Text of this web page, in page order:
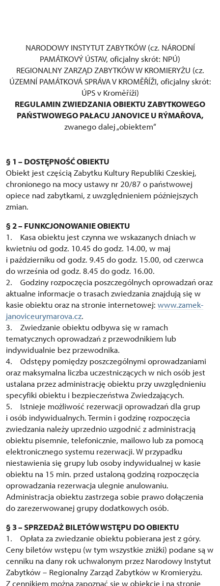
NARODOWY INSTYTUT ZABYTKÓW (cz. NÁRODNÍ
PAMÁTKOVÝ ÚSTAV, oficjalny skrót: NPÚ)
REGIONALNY ZARZĄD ZABYTKÓW W KROMIERYŻU (cz.
ÚZEMNÍ PAMÁTKOVÁ SPRÁVA V KROMĚŘÍŽI, oficjalny skrót:
ÚPS v Kroměříži)
REGULAMIN ZWIEDZANIA OBIEKTU ZABYTKOWEGO
PAŃSTWOWEGO PAŁACU JANOVICE U RÝMAŘOVA,
zwanego dalej „obiektem“
§ 1 – DOSTĘPNOŚĆ OBIEKTU
Obiekt jest częścią Zabytku Kultury Republiki Czeskiej,
chronionego na mocy ustawy nr 20/87 o państwowej
opiece nad zabytkami, z uwzględnieniem późniejszych
zmian.
§ 2 – FUNKCJONOWANIE OBIEKTU
1. Kasa obiektu jest czynna we wskazanych dniach w
kwietniu od godz. 10.45 do godz. 14.00, w maj
i październiku od godz. 9.45 do godz. 15.00, od czerwca
do września od godz. 8.45 do godz. 16.00.
2. Godziny rozpoczęcia poszczególnych oprowadzań oraz
aktualne informacje o trasach zwiedzania znajdują się w
kasie obiektu oraz na stronie internetowej: www.zamek-
janoviceurymarova.cz.
3. Zwiedzanie obiektu odbywa się w ramach
tematycznych oprowadzań z przewodnikiem lub
indywidualnie bez przewodnika.
4. Odstępy pomiędzy poszczególnymi oprowadzaniami
oraz maksymalna liczba uczestniczących w nich osób jest
ustalana przez administrację obiektu przy uwzględnieniu
specyfiki obiektu i bezpieczeństwa Zwiedzających.
5. Istnieje możliwość rezerwacji oprowadzań dla grup
i osób indywidualnych. Termin i godzinę rozpoczęcia
zwiedzania należy uprzednio uzgodnić z administracją
obiektu pisemnie, telefonicznie, mailowo lub za pomocą
elektronicznego systemu rezerwacji. W przypadku
niestawienia się grupy lub osoby indywidualnej w kasie
obiektu na 15 min. przed ustaloną godziną rozpoczęcia
oprowadzania rezerwacja ulegnie anulowaniu.
Administracja obiektu zastrzega sobie prawo dołączenia
do zarezerwowanej grupy dodatkowych osób.
§ 3 – SPRZEDAŻ BILETÓW WSTĘPU DO OBIEKTU
1. Opłata za zwiedzanie obiektu pobierana jest z góry.
Ceny biletów wstępu (w tym wszystkie zniżki) podane są w
cenniku na dany rok uchwalonym przez Narodowy Instytut
Zabytków – Regionalny Zarząd Zabytków w Kromieryżu.
Z cennikiem można zapoznać się w obiekcie i na stronie